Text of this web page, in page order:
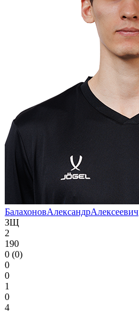
БалахоновАлександрАлексеевич
ЗЩ
2
190
0 (0)
0
0
1
0
4